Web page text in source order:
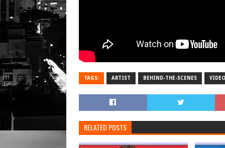
TAGS: ARTIST BEHIND-THE-SCENES VIDEO
RELATED POSTS